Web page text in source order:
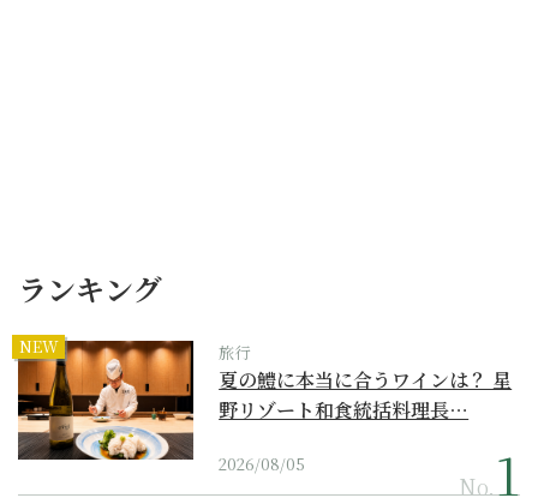
ランキング
NEW 旅行
夏の鱧に本当に合うワインは？ 星
野リゾート和食統括料理長…
2026/08/05
No.